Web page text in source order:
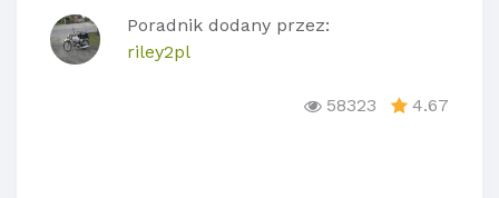
Poradnik dodany przez:
riley2pl
58323 4.67